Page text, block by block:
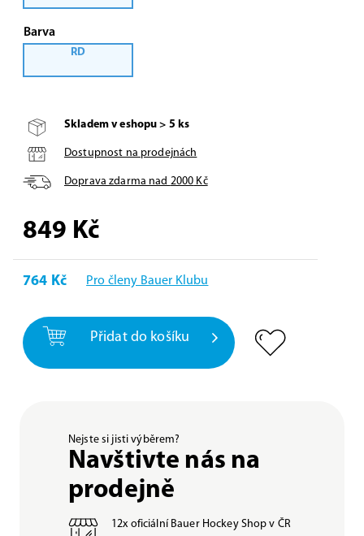
Barva
RD
Skladem v eshopu > 5 ks
Dostupnost na prodejnách
Doprava zdarma nad 2000 Kč
849 Kč
764 Kč Pro členy Bauer Klubu
Přidat do košíku
Nejste si jisti výběrem?
Navštivte nás na
prodejně
12x oficiální Bauer Hockey Shop v ČR